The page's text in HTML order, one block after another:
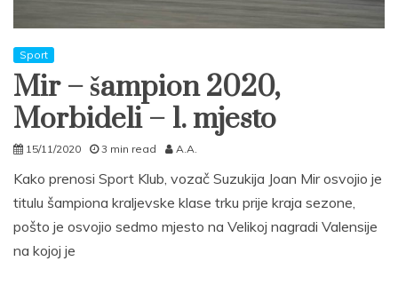
Sport
Mir – šampion 2020,
Morbideli – 1. mjesto
15/11/2020 3 min read A.A.
Kako prenosi Sport Klub, vozač Suzukija Joan Mir osvojio je
titulu šampiona kraljevske klase trku prije kraja sezone,
pošto je osvojio sedmo mjesto na Velikoj nagradi Valensije
na kojoj je